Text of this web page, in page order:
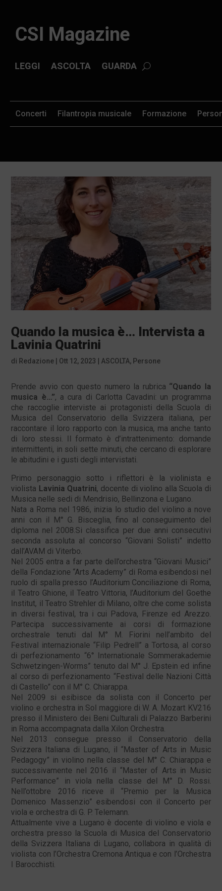
CSI Magazine
ASCOLTA GUARDA
LEGGI
Formazione
Concerti Filantropia musicale
Quando la musica è… Intervista a
Lavinia Quatrini
di Redazione Ott 12, 2023 ASCOLTA, Persone
Prende avvio con questo numero la rubrica “Quando la
musica è…”, a cura di Carlotta Cavadini: un programma
che raccoglie interviste ai protagonisti della Scuola di
Musica del Conservatorio della Svizzera italiana, per
raccontare il loro rapporto con la musica, ma anche tanto
di loro stessi. Il formato è d’intrattenimento: domande
intermittenti, in soli sette minuti, che cercano di esplorare
le abitudini e i gusti degli intervistati.
Primo personaggio sotto i riflettori è la violinista e
violista Lavinia Quatrini, docente di violino alla Scuola di
Musica nelle sedi di Mendrisio, Bellinzona e Lugano.
Nata a Roma nel 1986, inizia lo studio del violino a nove
anni con il M° G. Bisceglia, fino al conseguimento del
diploma nel 2008.Si classifica per due anni consecutivi
seconda assoluta al concorso “Giovani Solisti” indetto
dall’AVAM di Viterbo.
Nel 2005 entra a far parte dell’orchestra “Giovani Musici”
della Fondazione “Arts Academy” di Roma esibendosi nel
ruolo di spalla presso l’Auditorium Conciliazione di Roma,
il Teatro Ghione, il Teatro Vittoria, l’Auditorium del Goethe
Institut, il Teatro Strehler di Milano, oltre che come solista
in diversi festival, tra i cui Padova, Firenze ed Arezzo.
Partecipa successivamente ai corsi di formazione
orchestrale tenuti dal M° M. Fiorini nell’ambito del
Festival internazionale “Filip Pedrell” a Tortosa, al corso
di perfezionamento “6° Internationale Sommerakademie
Schwetzingen-Worms” tenuto dal M° J. Epstein ed infine
al corso di perfezionamento “Festival delle Nazioni Città
di Castello” con il M° C. Chiarappa.
Nel 2009 si esibisce da solista con il Concerto per
violino e orchestra in Sol maggiore di W. A. Mozart KV216
presso il Ministero dei Beni Culturali di Palazzo Barberini
in Roma accompagnata dalla Xilon Orchestra.
Nel 2013 consegue presso il Conservatorio della
Svizzera Italiana di Lugano, il “Master of Arts in Music
Pedagogy” in violino nella classe del M° C. Chiarappa e
successivamente nel 2016 il “Master of Arts in Music
Performance” in viola nella classe del M° D. Rossi.
Nell’ottobre 2016 riceve il “Premio per la Musica
Domenico Massenzio” esibendosi con il Concerto per
viola e orchestra di G. P. Telemann.
Attualmente vive a Lugano è docente di violino e viola e
orchestra presso la Scuola di Musica del Conservatorio
della Svizzera Italiana di Lugano, collabora in qualità di
violista con l’Orchestra Cremona Antiqua e con l’Orchestra
I Barocchisti.